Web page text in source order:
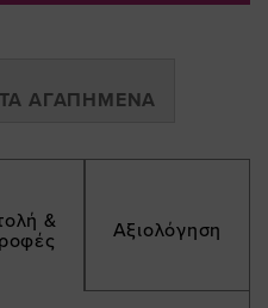
ΑΓΑΠΗΜΈΝΑ
&
Αξιολόγηση